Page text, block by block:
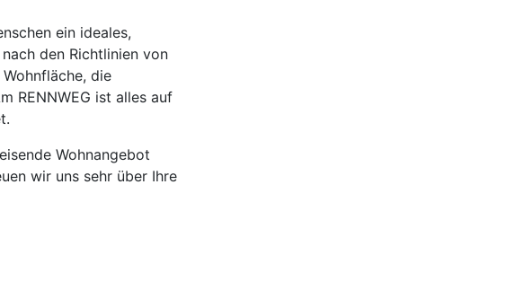
ein ideales,
den Richtlinien von
die
RENNWEG ist alles auf
Wohnangebot
wir uns sehr über Ihre